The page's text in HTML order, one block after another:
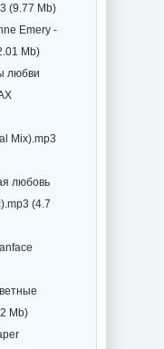
(9.77 Mb)
Emery -
Mb)
любви
Mix).mp3
любовь
(4.7
Mb)